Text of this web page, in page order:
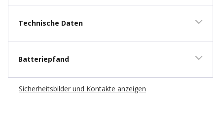
Technische Daten
Batteriepfand
Sicherheitsbilder und Kontakte anzeigen